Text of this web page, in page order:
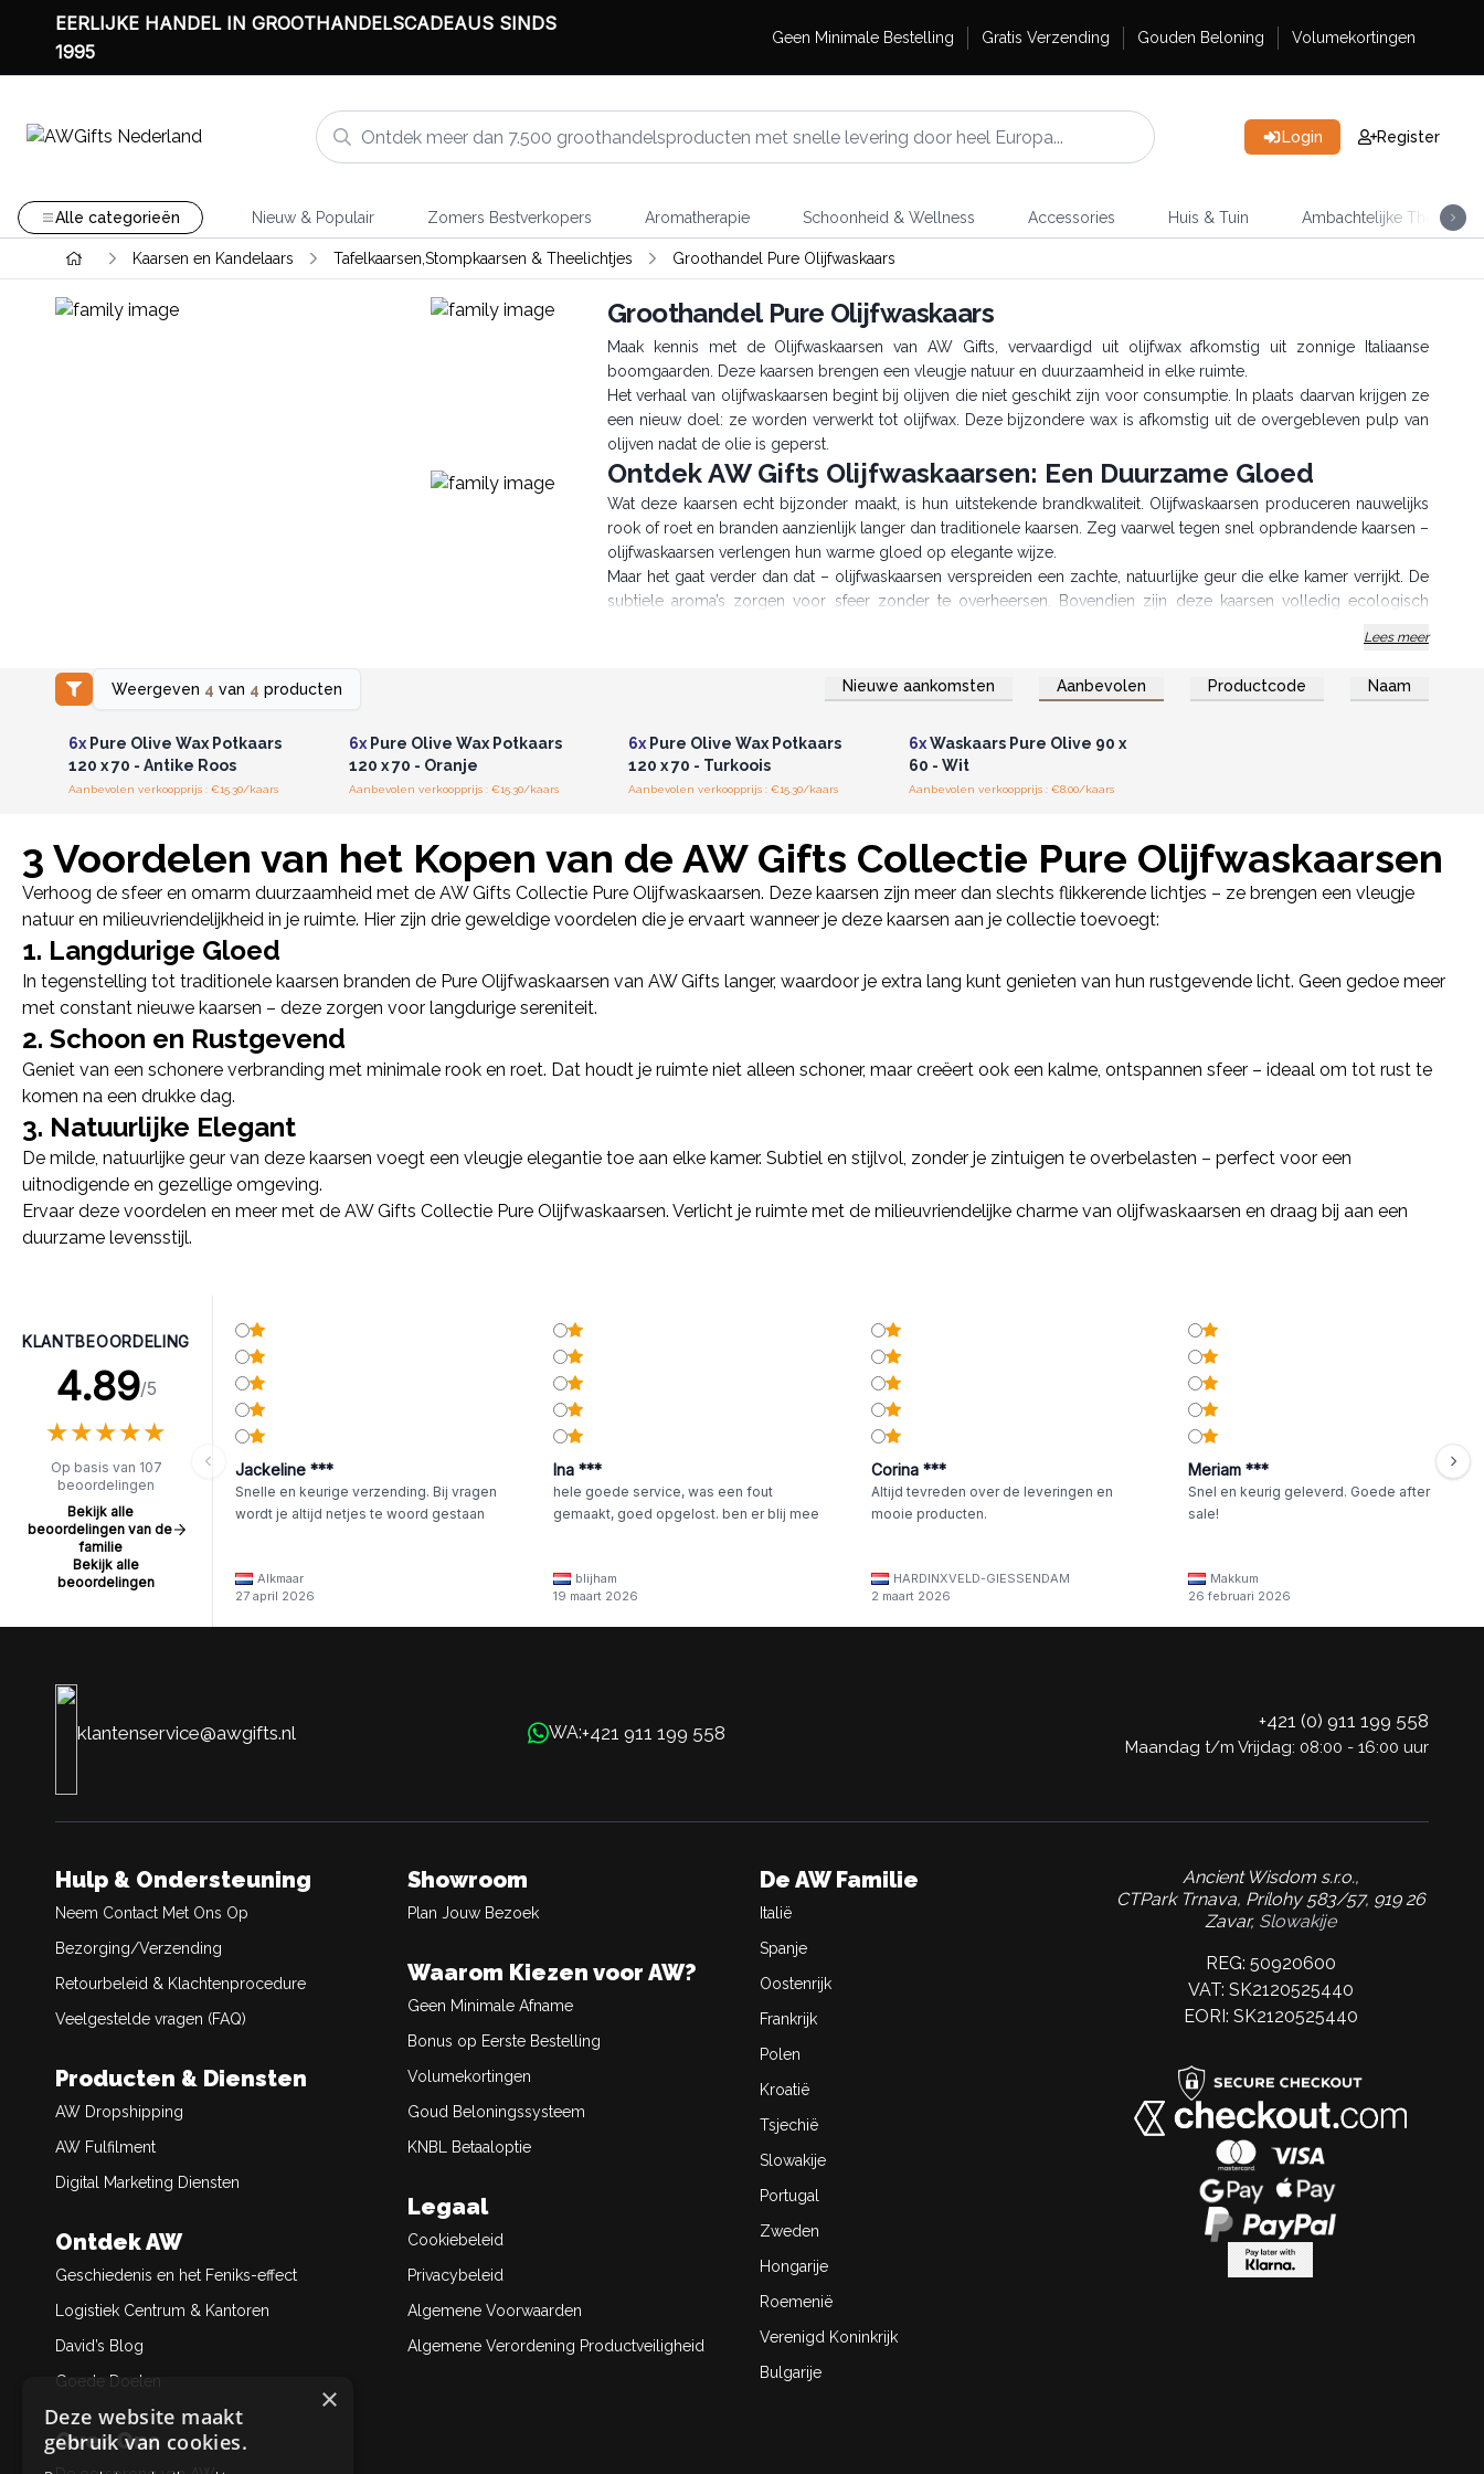
EERLIJKE HANDEL IN GROOTHANDELSCADEAUS SINDS
1995
Geen Minimale Bestelling Gratis Verzending Gouden Beloning Volumekortingen
Login Register
Alle categorieën Nieuw & Populair Zomers Bestverkopers Aromatherapie Schoonheid & Wellness Accessories Huis & Tuin Ambachtelijke Thee
Kaarsen en Kandelaars Tafelkaarsen,Stompkaarsen & Theelichtjes Groothandel Pure Olijfwaskaars
Groothandel Pure Olijfwaskaars
Maak kennis met de Olijfwaskaarsen van AW Gifts, vervaardigd uit olijfwax afkomstig uit zonnige Italiaanse
boomgaarden. Deze kaarsen brengen een vleugje natuur en duurzaamheid in elke ruimte.
Het verhaal van olijfwaskaarsen begint bij olijven die niet geschikt zijn voor consumptie. In plaats daarvan krijgen ze
een nieuw doel: ze worden verwerkt tot olijfwax. Deze bijzondere wax is afkomstig uit de overgebleven pulp van
olijven nadat de olie is geperst.
Ontdek AW Gifts Olijfwaskaarsen: Een Duurzame Gloed
Wat deze kaarsen echt bijzonder maakt, is hun uitstekende brandkwaliteit. Olijfwaskaarsen produceren nauwelijks
rook of roet en branden aanzienlijk langer dan traditionele kaarsen. Zeg vaarwel tegen snel opbrandende kaarsen –
olijfwaskaarsen verlengen hun warme gloed op elegante wijze.
Maar het gaat verder dan dat – olijfwaskaarsen verspreiden een zachte, natuurlijke geur die elke kamer verrijkt. De
subtiele aroma’s zorgen voor sfeer zonder te overheersen. Bovendien zijn deze kaarsen volledig ecologisch
Met de hand gegoten en volledig vegan, zijn AW Gifts Olijfwaskaarsen de perfecte combinatie van traditioneel
je interieur met een harmonisch thema dat even uitnodigend als esthetisch aantrekkelijk is.
Verlicht je omgeving met elegantie, omarm duurzaamheid en geniet van het beste wat de natuur te bieden heeft.
AW Gifts Olijfwaskaarsen – waar bewust leven en tijdloze schoonheid samenkomen.
Lees meer
Weergeven 4 van 4 producten Nieuwe aankomsten Aanbevolen Productcode Naam
Log in of registreer u voor
groothandelsprijzen.
6x Pure Olive Wax Potkaars
120 x 70 - Antike Roos
Aanbevolen verkoopprijs : €15.30/kaars
6xPure Olive Wax Potkaars
120 x 70 - Oranje
Aanbevolen verkoopprijs : €15.30/kaars
6x Pure Olive Wax Potkaars
120 x 70 - Turkoois
Aanbevolen verkoopprijs : €15.30/kaars
Log in of registreer u voor
groothandelsprijzen.
6xWaskaars Pure Olive 90 x
60 - Wit
Aanbevolen verkoopprijs : €8.00/kaars
3 Voordelen van het Kopen van de AW Gifts Collectie Pure Olijfwaskaarsen
Verhoog de sfeer en omarm duurzaamheid met de AW Gifts Collectie Pure Olijfwaskaarsen. Deze kaarsen zijn meer dan slechts flikkerende lichtjes – ze brengen een vleugje
natuur en milieuvriendelijkheid in je ruimte. Hier zijn drie geweldige voordelen die je ervaart wanneer je deze kaarsen aan je collectie toevoegt:
1. Langdurige Gloed
In tegenstelling tot traditionele kaarsen branden de Pure Olijfwaskaarsen van AW Gifts langer, waardoor je extra lang kunt genieten van hun rustgevende licht. Geen gedoe meer
met constant nieuwe kaarsen – deze zorgen voor langdurige sereniteit.
2. Schoon en Rustgevend
Geniet van een schonere verbranding met minimale rook en roet. Dat houdt je ruimte niet alleen schoner, maar creëert ook een kalme, ontspannen sfeer – ideaal om tot rust te
komen na een drukke dag.
3. Natuurlijke Elegant
De milde, natuurlijke geur van deze kaarsen voegt een vleugje elegantie toe aan elke kamer. Subtiel en stijlvol, zonder je zintuigen te overbelasten – perfect voor een
uitnodigende en gezellige omgeving.
Ervaar deze voordelen en meer met de AW Gifts Collectie Pure Olijfwaskaarsen. Verlicht je ruimte met de milieuvriendelijke charme van olijfwaskaarsen en draag bij aan een
duurzame levensstijl.
KLANTBEOORDELING
4.89/5
★★★★★
★★★★★
Op basis van 107
beoordelingen
Bekijk alle
beoordelingen van de
familie
Bekijk alle
beoordelingen
Jackeline ***
Snelle en keurige verzending. Bij vragen
wordt je altijd netjes te woord gestaan
Alkmaar
27 april 2026
Ina ***
hele goede service, was een fout
gemaakt, goed opgelost. ben er blij mee
blijham
19 maart 2026
Corina ***
Altijd tevreden over de leveringen en
mooie producten.
HARDINXVELD-GIESSENDAM
2 maart 2026
Meriam ***
Snel en keurig geleverd. Goede after
sale!
Makkum
26 februari 2026
klantenservice@awgifts.nl WA:+421 911 199 558
+421 (0) 911 199 558
Maandag t/m Vrijdag: 08:00 - 16:00 uur
Hulp & Ondersteuning
Neem Contact Met Ons Op
Bezorging/Verzending
Retourbeleid & Klachtenprocedure
Veelgestelde vragen (FAQ)
Producten & Diensten
AW Dropshipping
AW Fulfilment
Digital Marketing Diensten
Ontdek AW
Geschiedenis en het Feniks-effect
Logistiek Centrum & Kantoren
David’s Blog
Goede Doelen
Over Ons
Showroom
Plan Jouw Bezoek
Waarom Kiezen voor AW?
Geen Minimale Afname
Bonus op Eerste Bestelling
Volumekortingen
Goud Beloningssysteem
KNBL Betaaloptie
Legaal
Cookiebeleid
Privacybeleid
Algemene Voorwaarden
Algemene Verordening Productveiligheid
De AW Familie
Italië
Spanje
Oostenrijk
Frankrijk
Polen
Kroatië
Tsjechië
Slowakije
Portugal
Zweden
Hongarije
Roemenië
Verenigd Koninkrijk
Bulgarije
Ancient Wisdom s.r.o.,
CTPark Trnava, Prílohy 583/57, 919 26
Zavar, Slowakije
REG: 50920600
VAT: SK2120525440
EORI: SK2120525440
×
Deze website maakt
gebruik van cookies.